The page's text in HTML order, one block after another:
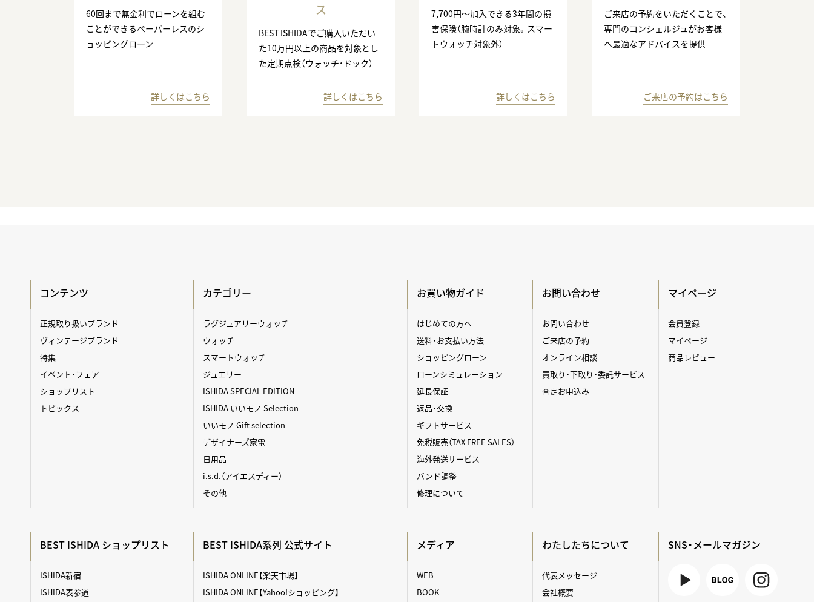
60回まで無金利でローンを組む
ことができるペーパーレスのシ
ョッピングローン
詳しくはこちら
ス
BEST ISHIDAでご購入いただい
た10万円以上の商品を対象とし
た定期点検（ウォッチ・ドック）
詳しくはこちら
7,700円〜加入できる3年間の損
害保険（腕時計のみ対象。スマー
トウォッチ対象外）
詳しくはこちら
ご来店の予約をいただくことで、
専門のコンシェルジュがお客様
へ最適なアドバイスを提供
ご来店の予約はこちら
コンテンツ
正規取り扱いブランド
ヴィンテージブランド
特集
イベント・フェア
ショップリスト
トピックス
カテゴリー
ラグジュアリーウォッチ
ウォッチ
スマートウォッチ
ジュエリー
ISHIDA SPECIAL EDITION
ISHIDA いいモノ Selection
いいモノ Gift selection
デザイナーズ家電
日用品
i.s.d.（アイエスディー）
その他
お買い物ガイド
はじめての方へ
送料・お支払い方法
ショッピングローン
ローンシミュレーション
延長保証
返品・交換
ギフトサービス
免税販売（TAX FREE SALES）
海外発送サービス
バンド調整
修理について
お問い合わせ
お問い合わせ
ご来店の予約
オンライン相談
買取り・下取り・委託サービス
査定お申込み
マイページ
会員登録
マイページ
商品レビュー
BEST ISHIDA ショップリスト
ISHIDA新宿
ISHIDA表参道
BEST ISHIDA系列 公式サイト
ISHIDA ONLINE【楽天市場】
ISHIDA ONLINE【Yahoo!ショッピング】
メディア
WEB
BOOK
わたしたちについて
代表メッセージ
会社概要
SNS・メールマガジン